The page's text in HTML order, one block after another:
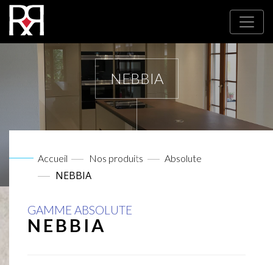
NEBBIA
Accueil Nos produits Absolute
NEBBIA
GAMME ABSOLUTE
NEBBIA